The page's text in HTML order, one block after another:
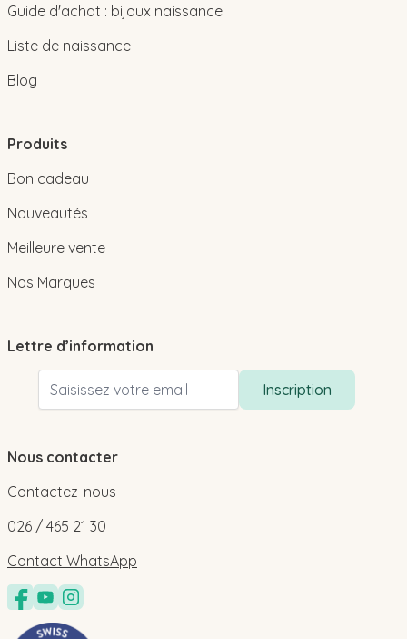
Guide d'achat : bijoux naissance
Liste de naissance
Blog
Produits
Bon cadeau
Nouveautés
Meilleure vente
Nos Marques
Lettre d’information
Adresse email
Inscription
Nous contacter
Contactez-nous
026 / 465 21 30
Contact WhatsApp